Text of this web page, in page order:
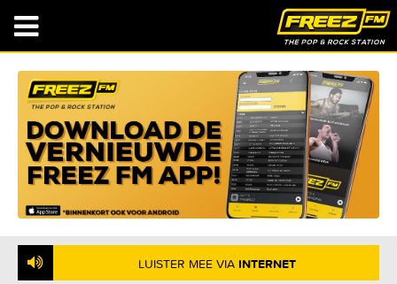
: BLONDIE - TIDE IS HIGH
LUISTER MEE VIA INTERNET